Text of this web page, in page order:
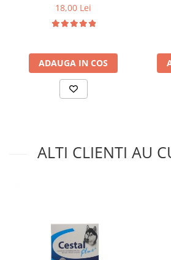
18,00 Lei
ADAUGA IN COS
ALTI CLIENTI AU